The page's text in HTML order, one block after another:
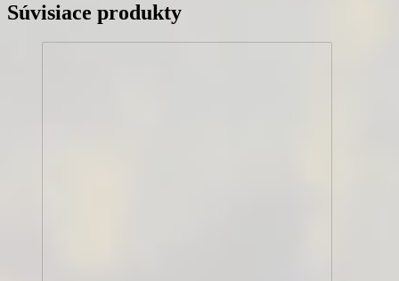
Súvisiace produkty